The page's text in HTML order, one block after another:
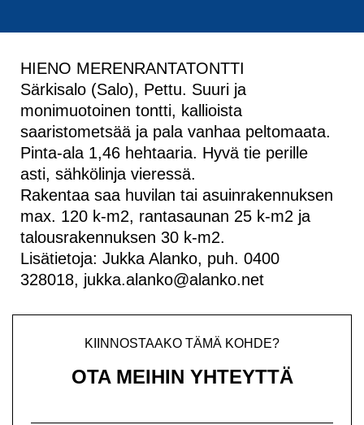
HIENO MERENRANTATONTTI
Särkisalo (Salo), Pettu. Suuri ja
monimuotoinen tontti, kallioista
saaristometsää ja pala vanhaa peltomaata.
Pinta-ala 1,46 hehtaaria. Hyvä tie perille
asti, sähkölinja vieressä.
Rakentaa saa huvilan tai asuinrakennuksen
max. 120 k-m2, rantasaunan 25 k-m2 ja
talousrakennuksen 30 k-m2.
Lisätietoja: Jukka Alanko, puh. 0400
328018, jukka.alanko@alanko.net
KIINNOSTAAKO TÄMÄ KOHDE?
OTA MEIHIN YHTEYTTÄ